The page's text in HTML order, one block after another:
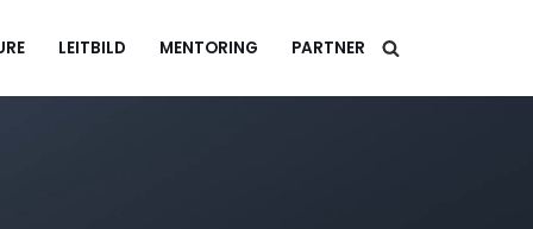
LEITBILD MENTORING PARTNER